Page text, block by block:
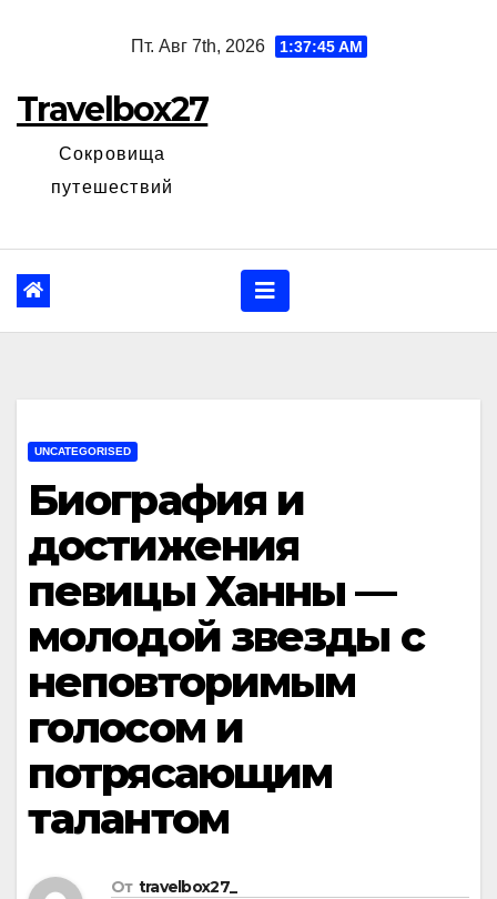
Пт. Авг 7th, 2026 1:37:45 AM
Travelbox27
Сокровища
путешествий
UNCATEGORISED
Биография и
достижения
певицы Ханны —
молодой звезды с
неповторимым
голосом и
потрясающим
талантом
От travelbox27_